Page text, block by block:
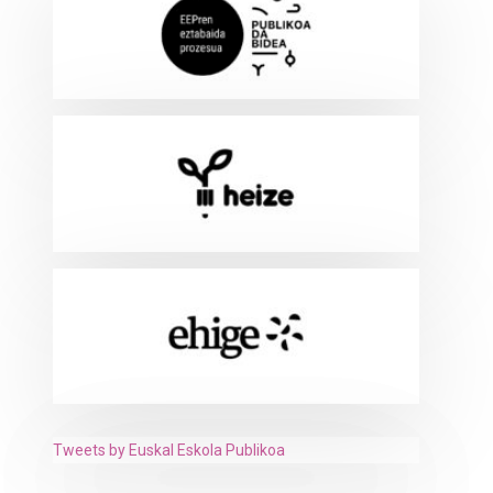
Tweets by Euskal Eskola Publikoa